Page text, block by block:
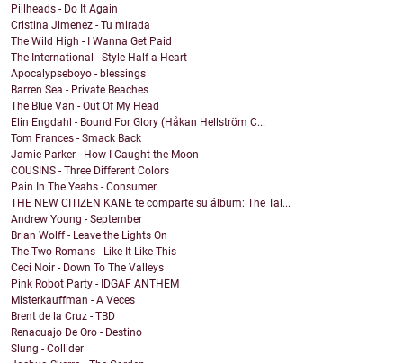
Pillheads - Do It Again
Cristina Jimenez - Tu mirada
The Wild High - I Wanna Get Paid
The International - Style Half a Heart
Apocalypseboyo - blessings
Barren Sea - Private Beaches
The Blue Van - Out Of My Head
Elin Engdahl - Bound For Glory (Håkan Hellström C...
Tom Frances - Smack Back
Jamie Parker - How I Caught the Moon
COUSINS - Three Different Colors
Pain In The Yeahs - Consumer
THE NEW CITIZEN KANE te comparte su álbum: The Tal...
Andrew Young - September
Brian Wolff - Leave the Lights On
The Two Romans - Like It Like This
Ceci Noir - Down To The Valleys
Pink Robot Party - IDGAF ANTHEM
Misterkauffman - A Veces
Brent de la Cruz - TBD
Renacuajo De Oro - Destino
Slung - Collider